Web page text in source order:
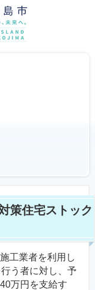
策住宅ストック
工業者を利用し
う者に対し、予
万円を支給す